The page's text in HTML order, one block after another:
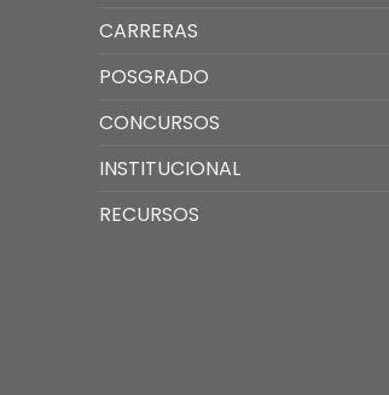
CARRERAS
POSGRADO
CONCURSOS
INSTITUCIONAL
RECURSOS